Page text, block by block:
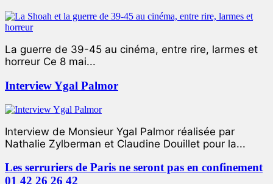
La guerre de 39-45 au cinéma, entre rire, larmes et
horreur Ce 8 mai...
Interview Ygal Palmor
Interview de Monsieur Ygal Palmor réalisée par
Nathalie Zylberman et Claudine Douillet pour la...
Les serruriers de Paris ne seront pas en confinement
01 42 26 26 42